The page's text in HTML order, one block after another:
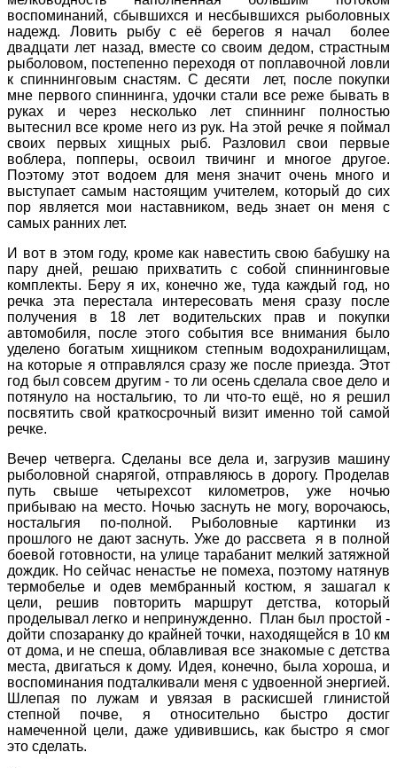
воспоминаний, сбывшихся и несбывшихся рыболовных
надежд. Ловить рыбу с её берегов я начал более
двадцати лет назад, вместе со своим дедом, страстным
рыболовом, постепенно переходя от поплавочной ловли
к спиннинговым снастям. С десяти лет, после покупки
мне первого спиннинга, удочки стали все реже бывать в
руках и через несколько лет спиннинг полностью
вытеснил все кроме него из рук. На этой речке я поймал
своих первых хищных рыб. Разловил свои первые
воблера, попперы, освоил твичинг и многое другое.
Поэтому этот водоем для меня значит очень много и
выступает самым настоящим учителем, который до сих
пор является мои наставником, ведь знает он меня с
самых ранних лет.
И вот в этом году, кроме как навестить свою бабушку на
пару дней, решаю прихватить с собой спиннинговые
комплекты. Беру я их, конечно же, туда каждый год, но
речка эта перестала интересовать меня сразу после
получения в 18 лет водительских прав и покупки
автомобиля, после этого события все внимания было
уделено богатым хищником степным водохранилищам,
на которые я отправлялся сразу же после приезда. Этот
год был совсем другим - то ли осень сделала свое дело и
потянуло на ностальгию, то ли что-то ещё, но я решил
посвятить свой краткосрочный визит именно той самой
речке.
Вечер четверга. Сделаны все дела и, загрузив машину
рыболовной снарягой, отправляюсь в дорогу. Проделав
путь свыше четырехсот километров, уже ночью
прибываю на место. Ночью заснуть не могу, ворочаюсь,
ностальгия по-полной. Рыболовные картинки из
прошлого не дают заснуть. Уже до рассвета я в полной
боевой готовности, на улице тарабанит мелкий затяжной
дождик. Но сейчас ненастье не помеха, поэтому натянув
термобелье и одев мембранный костюм, я зашагал к
цели, решив повторить маршрут детства, который
проделывал легко и непринужденно. План был простой -
дойти спозаранку до крайней точки, находящейся в 10 км
от дома, и не спеша, облавливая все знакомые с детства
места, двигаться к дому. Идея, конечно, была хороша, и
воспоминания подталкивали меня с удвоенной энергией.
Шлепая по лужам и увязая в раскисшей глинистой
степной почве, я относительно быстро достиг
намеченной цели, даже удивившись, как быстро я смог
это сделать.